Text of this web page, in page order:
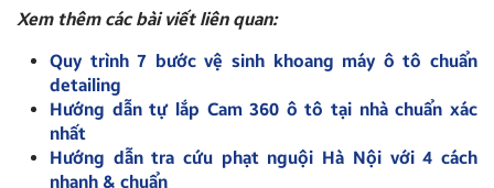
Xem thêm các bài viết liên quan:
Quy trình 7 bước vệ sinh khoang máy ô tô chuẩn
detailing
Hướng dẫn tự lắp Cam 360 ô tô tại nhà chuẩn xác
nhất
Hướng dẫn tra cứu phạt nguội Hà Nội với 4 cách
nhanh & chuẩn